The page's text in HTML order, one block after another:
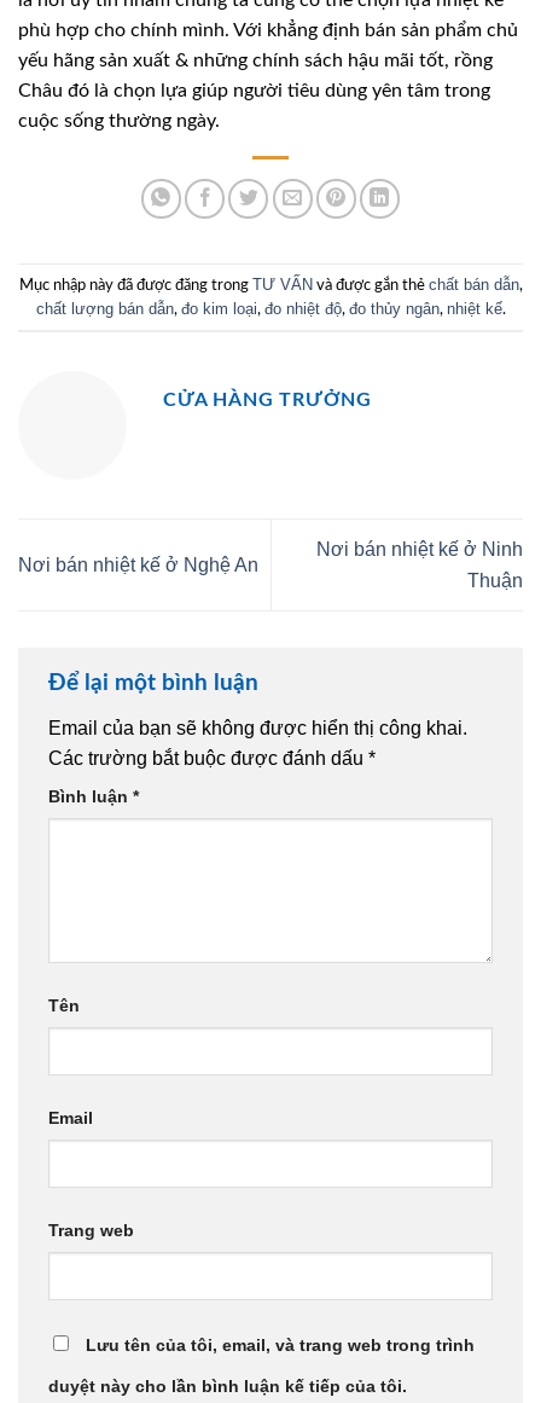
phù hợp cho chính mình. Với khẳng định bán sản phẩm chủ
yếu hãng sản xuất & những chính sách hậu mãi tốt, rồng
Châu đó là chọn lựa giúp người tiêu dùng yên tâm trong
cuộc sống thường ngày.
Mục nhập này đã được đăng trong TƯ VẤN và được gắn thẻ chất bán dẫn,
chất lượng bán dẫn, đo kim loại, đo nhiệt độ, đo thủy ngân, nhiệt kế.
CỬA HÀNG TRƯỞNG
Nơi bán nhiệt kế ở Nghệ An
Nơi bán nhiệt kế ở Ninh
Thuận
Để lại một bình luận
Email của bạn sẽ không được hiển thị công khai.
Các trường bắt buộc được đánh dấu *
Bình luận *
Tên
Email
Trang web
Lưu tên của tôi, email, và trang web trong trình
duyệt này cho lần bình luận kế tiếp của tôi.